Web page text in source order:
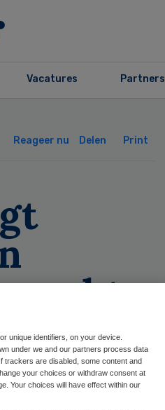
Vacatures Partners
Reageer nu Delen Print
unique identifiers, on your device.
under we and our partners process data
trackers are disabled, some content and
your choices or withdraw consent at
Your choices will have effect within our